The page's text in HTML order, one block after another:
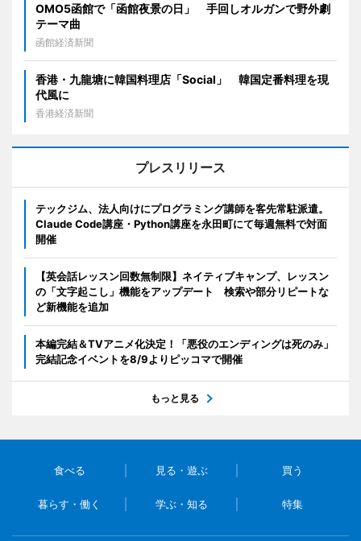
OMO5函館で「函館夜景の日」 手回しオルガンで野外劇
テーマ曲
函館経済新聞
香港・九龍塘に韓国料理店「Social」 韓国定番料理を現
代風に
香港経済新聞
プレスリリース
テックジム、法人向けにプログラミング講師を客先常駐派遣。
Claude Code講座・Python講座を永田町にて毎週無料で対面
開催
【英会話レッスン回数無制限】ネイティブキャンプ、レッスン
の「文字起こし」機能をアップデート 検索や部分リピートな
ど新機能を追加
本編完結＆TVアニメ化決定！「悪役のエンディングは死のみ」
完結記念イベントを8/9よりピッコマで開催
もっと見る
食べる 見る・遊ぶ 買う
暮らす・働く 学ぶ・知る 特集